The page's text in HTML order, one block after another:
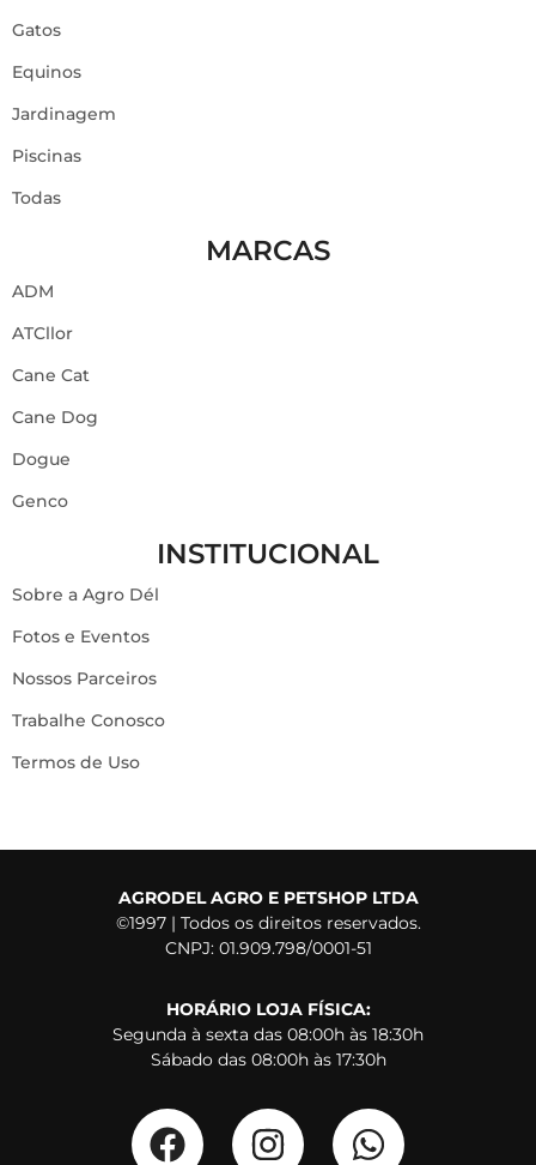
Gatos
Equinos
Jardinagem
Piscinas
Todas
MARCAS
ADM
ATCllor
Cane Cat
Cane Dog
Dogue
Genco
INSTITUCIONAL
Sobre a Agro Dél
Fotos e Eventos
Nossos Parceiros
Trabalhe Conosco
Termos de Uso
AGRODEL AGRO E PETSHOP LTDA
©1997 | Todos os direitos reservados.
CNPJ: 01.909.798/0001-51
HORÁRIO LOJA FÍSICA:
Segunda à sexta das 08:00h às 18:30h
Sábado das 08:00h às 17:30h